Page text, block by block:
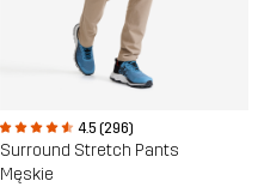
4.5 (296)
Surround Stretch Pants
Męskie